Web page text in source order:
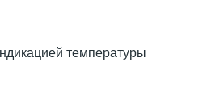
температуры